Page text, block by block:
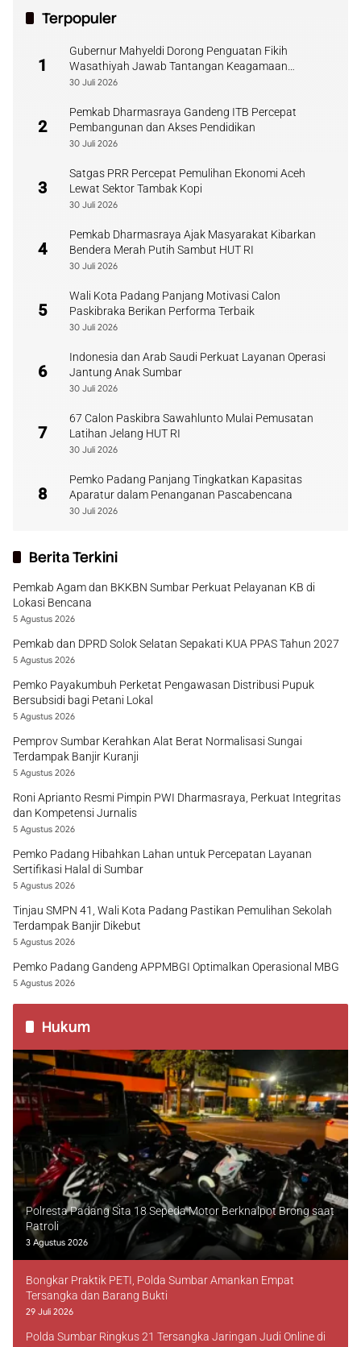
Terpopuler
1
Gubernur Mahyeldi Dorong Penguatan Fikih
Wasathiyah Jawab Tantangan Keagamaan
Kontemporer
30 Juli 2026
2
Pemkab Dharmasraya Gandeng ITB Percepat
Pembangunan dan Akses Pendidikan
30 Juli 2026
3
Satgas PRR Percepat Pemulihan Ekonomi Aceh
Lewat Sektor Tambak Kopi
30 Juli 2026
4
Pemkab Dharmasraya Ajak Masyarakat Kibarkan
Bendera Merah Putih Sambut HUT RI
30 Juli 2026
5
Wali Kota Padang Panjang Motivasi Calon
Paskibraka Berikan Performa Terbaik
30 Juli 2026
6
Indonesia dan Arab Saudi Perkuat Layanan Operasi
Jantung Anak Sumbar
30 Juli 2026
7
67 Calon Paskibra Sawahlunto Mulai Pemusatan
Latihan Jelang HUT RI
30 Juli 2026
8
Pemko Padang Panjang Tingkatkan Kapasitas
Aparatur dalam Penanganan Pascabencana
30 Juli 2026
Berita Terkini
Pemkab Agam dan BKKBN Sumbar Perkuat Pelayanan KB di
Lokasi Bencana
5 Agustus 2026
Pemkab dan DPRD Solok Selatan Sepakati KUA PPAS Tahun 2027
5 Agustus 2026
Pemko Payakumbuh Perketat Pengawasan Distribusi Pupuk
Bersubsidi bagi Petani Lokal
5 Agustus 2026
Pemprov Sumbar Kerahkan Alat Berat Normalisasi Sungai
Terdampak Banjir Kuranji
5 Agustus 2026
Roni Aprianto Resmi Pimpin PWI Dharmasraya, Perkuat Integritas
dan Kompetensi Jurnalis
5 Agustus 2026
Pemko Padang Hibahkan Lahan untuk Percepatan Layanan
Sertifikasi Halal di Sumbar
5 Agustus 2026
Tinjau SMPN 41, Wali Kota Padang Pastikan Pemulihan Sekolah
Terdampak Banjir Dikebut
5 Agustus 2026
Pemko Padang Gandeng APPMBGI Optimalkan Operasional MBG
5 Agustus 2026
Hukum
Polresta Padang Sita 18 Sepeda Motor Berknalpot Brong saat
Patroli
3 Agustus 2026
Bongkar Praktik PETI, Polda Sumbar Amankan Empat
Tersangka dan Barang Bukti
29 Juli 2026
Polda Sumbar Ringkus 21 Tersangka Jaringan Judi Online di